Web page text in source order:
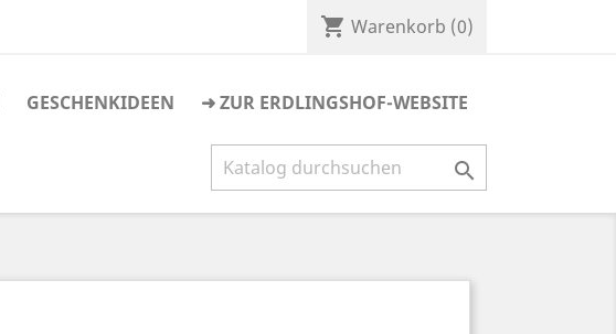
shopping_cart Warenkorb (0)
GESCHENKIDEEN ➜ ZUR ERDLINGSHOF-WEBSITE
